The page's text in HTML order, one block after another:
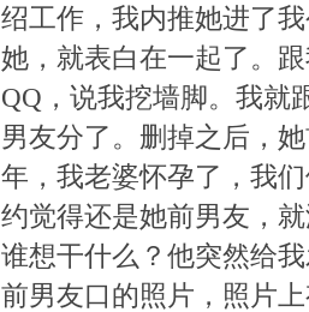
绍工作，我内推她进了
她，就表白在一起了。
QQ，说我挖墙脚。我就
男友分了。删掉之后，
年，我老婆怀孕了，我
约觉得还是她前男友，
谁想干什么？他突然给
前男友口的照片，照片